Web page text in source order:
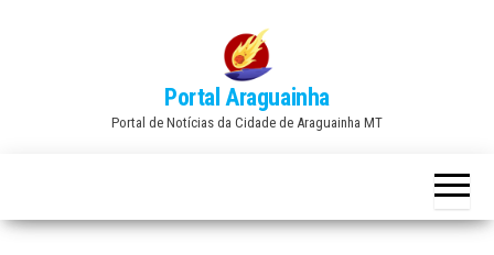
Portal Araguainha
Portal de Notícias da Cidade de Araguainha MT